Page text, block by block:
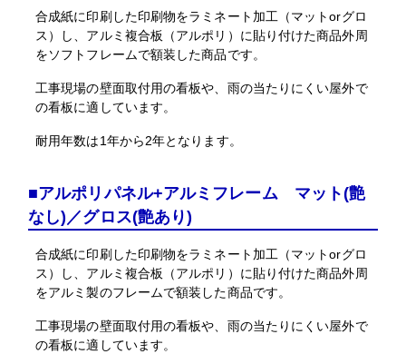
合成紙に印刷した印刷物をラミネート加工（マットorグロ
ス）し、アルミ複合板（アルポリ）に貼り付けた商品外周
をソフトフレームで額装した商品です。
工事現場の壁面取付用の看板や、雨の当たりにくい屋外で
の看板に適しています。
耐用年数は1年から2年となります。
■アルポリパネル+アルミフレーム マット(艶
なし)／グロス(艶あり)
合成紙に印刷した印刷物をラミネート加工（マットorグロ
ス）し、アルミ複合板（アルポリ）に貼り付けた商品外周
をアルミ製のフレームで額装した商品です。
工事現場の壁面取付用の看板や、雨の当たりにくい屋外で
の看板に適しています。